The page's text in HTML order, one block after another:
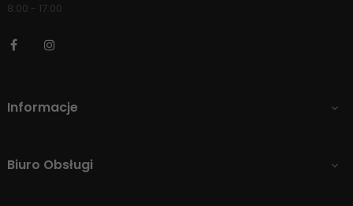
8:00 - 17:00
Facebook
Informacje 
Biuro Obsługi 